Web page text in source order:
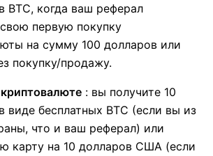
BTC, когда ваш реферал
первую покупку
на сумму 100 долларов или
покупку/продажу.
: вы получите 10
виде бесплатных BTC (если вы из
что и ваш реферал) или
карту на 10 долларов США (если